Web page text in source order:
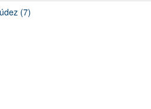
(7)